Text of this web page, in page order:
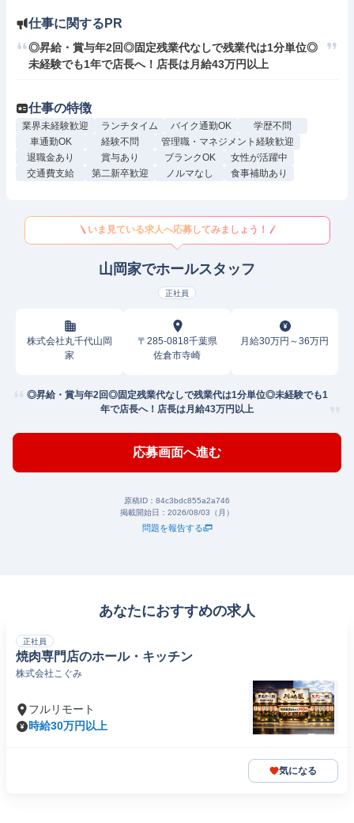
仕事に関するPR
◎昇給・賞与年2回◎固定残業代なしで残業代は1分単位◎
未経験でも1年で店長へ！店長は月給43万円以上
仕事の特徴
業界未経験歓迎 ランチタイム バイク通勤OK
学歴不問
車通勤OK
経験不問
管理職・マネジメント経験歓迎
退職金あり
賞与あり ブランクOK
女性が活躍中
交通費支給
第二新卒歓迎 ノルマなし 食事補助あり
いま見ている求人へ応募してみましょう！
山岡家でホールスタッフ
正社員
株式会社丸千代山岡
家
〒285-0818千葉県
佐倉市寺崎
月給30万円～36万円
◎昇給・賞与年2回◎固定残業代なしで残業代は1分単位◎未経験でも1
年で店長へ！店長は月給43万円以上
応募画面へ進む
原稿ID： 84c3bdc855a2a746
掲載開始日： 2026/08/03（月）
問題を報告する
あなたにおすすめの求人
正社員
焼肉専門店のホール・キッチン
株式会社こぐみ
フルリモート
時給30万円以上
気になる